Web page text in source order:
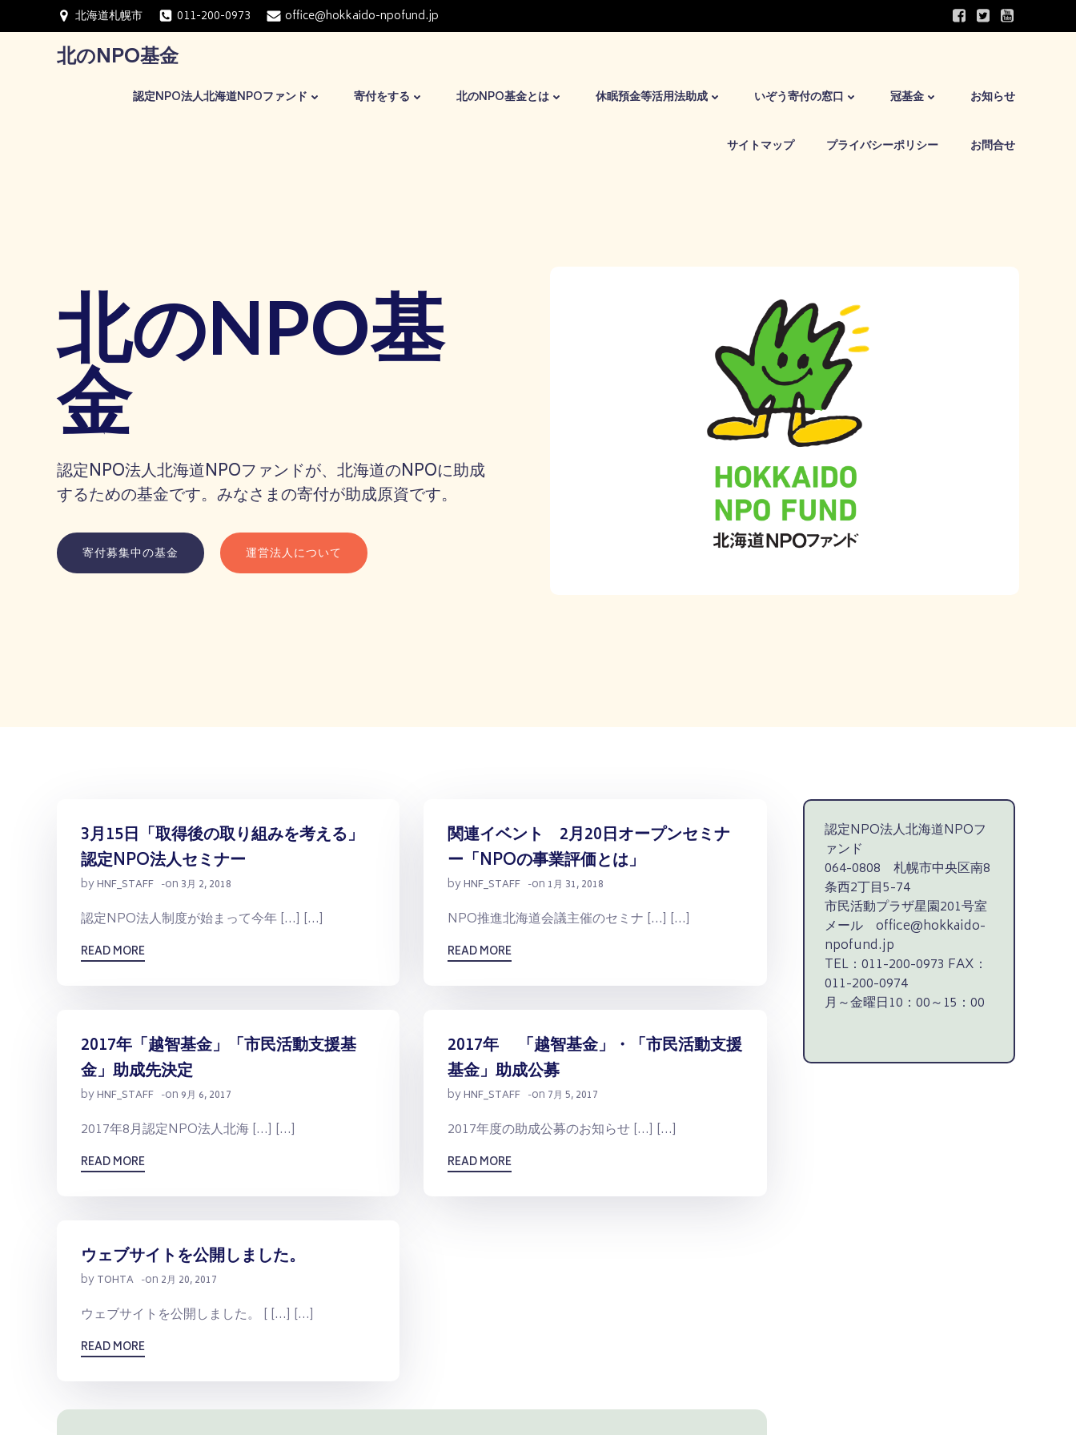
ン
北海道札幌市 011-200-0973 office@hokkaido-npofund.jp
北のNPO基金
認定NPO法人北海道NPOファンド 寄付をする 北のNPO基金とは 休眠預金等活用法助成 いぞう寄付の窓口 冠基金 お知らせ
サイトマップ プライバシーポリシー お問合せ
北のNPO基
金
認定NPO法人北海道NPOファンドが、北海道のNPOに助成
するための基金です。みなさまの寄付が助成原資です。
寄付募集中の基金 運営法人について
3月15日「取得後の取り組みを考える」
認定NPO法人セミナー
byHNF_STAFF -on 3月 2, 2018
認定NPO法人制度が始まって今年 […] […]
READ MORE
関連イベント 2月20日オープンセミナ
ー「NPOの事業評価とは」
byHNF_STAFF -on 1月 31, 2018
NPO推進北海道会議主催のセミナ […] […]
READ MORE
2017年「越智基金」「市民活動支援基
金」助成先決定
byHNF_STAFF -on 9月 6, 2017
2017年8月認定NPO法人北海 […] […]
READ MORE
2017年 「越智基金」・「市民活動支援
基金」助成公募
byHNF_STAFF -on 7月 5, 2017
2017年度の助成公募のお知らせ […] […]
READ MORE
ウェブサイトを公開しました。
byTOHTA -on 2月 20, 2017
ウェブサイトを公開しました。 [ […] […]
READ MORE
認定NPO法人北海道NPOフ
ァンド
064-0808 札幌市中央区南8
条西2丁目5-74
市民活動プラザ星園201号室
メール office@hokkaido-
npofund.jp
TEL：011-200-0973 FAX：
011-200-0974
月～金曜日10：00～15：00